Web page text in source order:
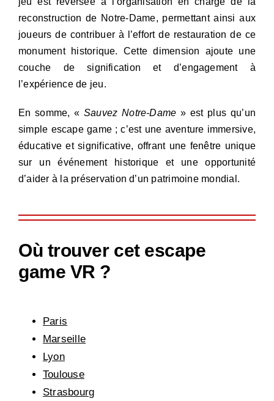
reconstruction de Notre-Dame, permettant ainsi aux
joueurs de contribuer à l’effort de restauration de ce
monument historique. Cette dimension ajoute une
couche de signification et d’engagement à
l’expérience de jeu.
En somme, « Sauvez Notre-Dame » est plus qu’un
simple escape game ; c’est une aventure immersive,
éducative et significative, offrant une fenêtre unique
sur un événement historique et une opportunité
d’aider à la préservation d’un patrimoine mondial.
Où trouver cet escape
game VR ?
Paris
Marseille
Lyon
Toulouse
Strasbourg